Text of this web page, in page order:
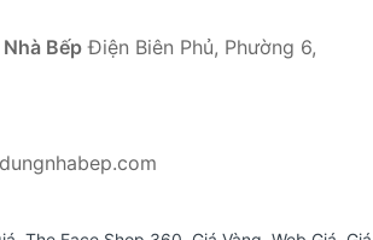
BếpĐiện Biên Phủ, Phường 6,